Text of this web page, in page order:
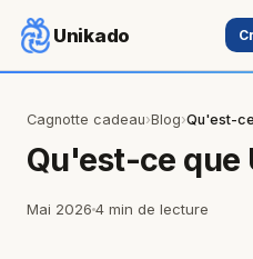
Unikado
Cagnotte cadeau›Blog›Qu'est-
Qu'est-ce que
Mai 2026 4 min de lecture